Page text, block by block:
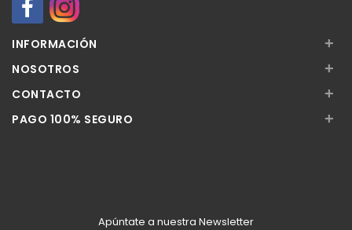
INFORMACIÓN +
NOSOTROS +
CONTACTO +
PAGO 100% SEGURO +
Apúntate a nuestra Newsletter